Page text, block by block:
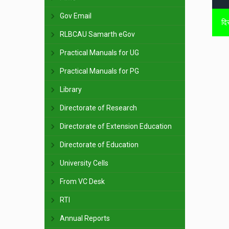
Gov Email
RLBCAU Samarth eGov
Practical Manuals for UG
Practical Manuals for PG
Library
Directorate of Research
Directorate of Extension Education
Directorate of Education
University Cells
From VC Desk
RTI
Annual Reports